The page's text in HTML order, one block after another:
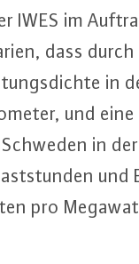
im
dass
in
und
in
und
pro
können.